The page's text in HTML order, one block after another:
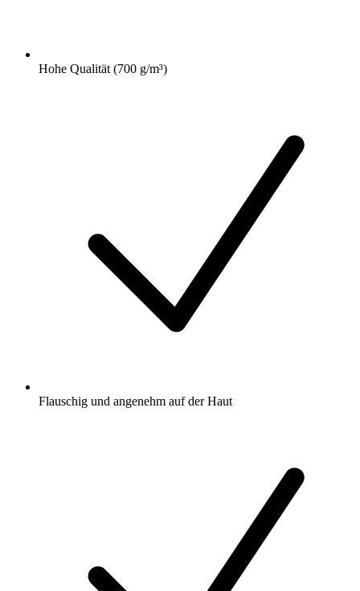
Hohe Qualität (700 g/m³)
Flauschig und angenehm auf der Haut